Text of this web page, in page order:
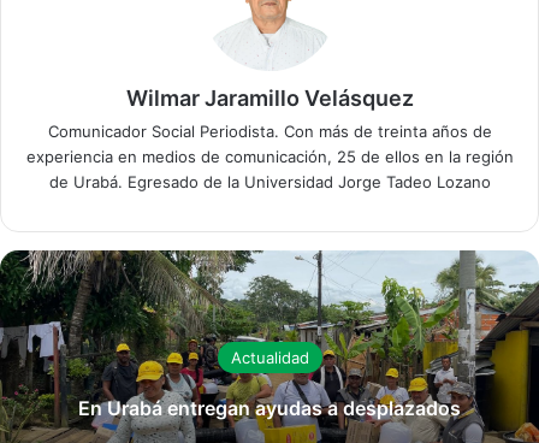
Wilmar Jaramillo Velásquez
Comunicador Social Periodista. Con más de treinta años de
experiencia en medios de comunicación, 25 de ellos en la región
de Urabá. Egresado de la Universidad Jorge Tadeo Lozano
Actualidad
En Urabá entregan ayudas a desplazados